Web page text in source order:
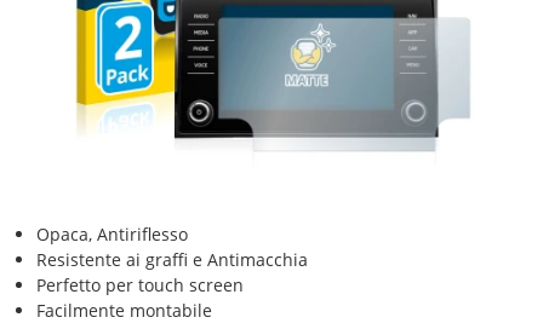
Opaca, Antiriflesso
Resistente ai graffi e Antimacchia
Perfetto per touch screen
Facilmente montabile